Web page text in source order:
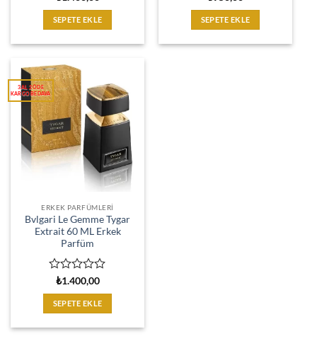
üzerinden
0
oy
aldı
SEPETE EKLE
üzerinden
0
oy
aldı
SEPETE EKLE
ERKEK PARFÜMLERI
Bvlgari Le Gemme Tygar
Extrait 60 ML Erkek
Parfüm
üzerinden
0
oy
aldı
₺1.400,00
SEPETE EKLE